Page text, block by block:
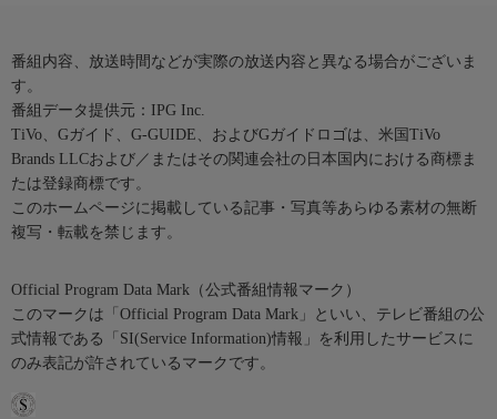
番組内容、放送時間などが実際の放送内容と異なる場合がございま
す。
番組データ提供元：IPG Inc.
TiVo、Gガイド、G-GUIDE、およびGガイドロゴは、米国TiVo
Brands LLCおよび／またはその関連会社の日本国内における商標ま
たは登録商標です。
このホームページに掲載している記事・写真等あらゆる素材の無断
複写・転載を禁じます。
Official Program Data Mark（公式番組情報マーク）
このマークは「Official Program Data Mark」といい、テレビ番組の公
式情報である「SI(Service Information)情報」を利用したサービスに
のみ表記が許されているマークです。